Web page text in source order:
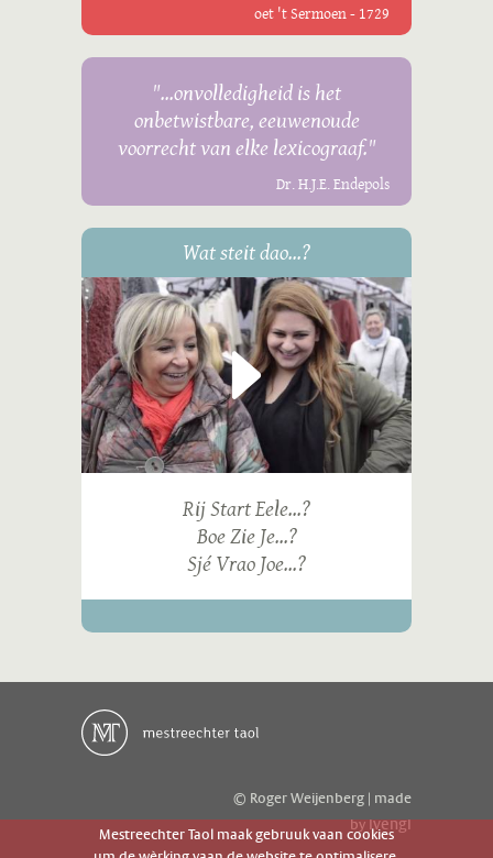
oet 't Sermoen - 1729
"...onvolledigheid is het
onbetwistbare, eeuwenoude
voorrecht van elke lexicograaf."
Dr. H.J.E. Endepols
Wat steit dao...?
Rij Start Eele...?
Boe Zie Je...?
Sjé Vrao Joe...?
© Roger Weijenberg | made
byivengi
Mestreechter Taol maak gebruuk vaan cookies